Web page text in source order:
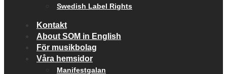
Swedish Label Rights
Kontakt
About SOM in English
För musikbolag
Våra hemsidor
Manifestgalan